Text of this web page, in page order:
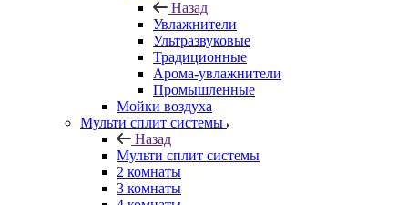
Назад
Увлажнители
Ультразвуковые
Традиционные
Арома-увлажнители
Промышленные
Мойки воздуха
Мульти сплит системы
Назад
Мульти сплит системы
2 комнаты
3 комнаты